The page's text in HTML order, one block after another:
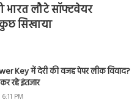
भारत लौटे सॉफ्टवेयर
सिखाया
Key में देरी की वजह पेपर लीक विवाद?
रहे इंतजार
PM